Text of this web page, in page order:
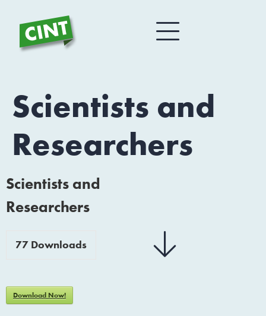
Scientists and
Researchers
Scientists and
Researchers
77 Downloads
Download Now!